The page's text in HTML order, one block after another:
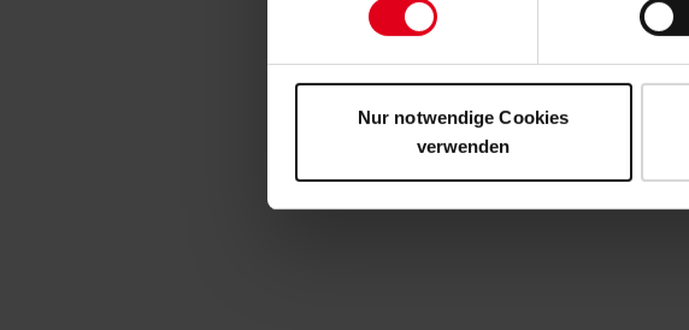
Nur notwendige Cookies
verwenden